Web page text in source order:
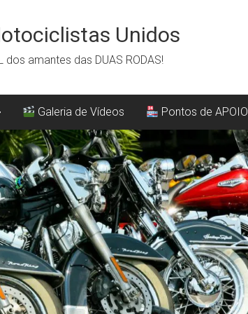
Unidos
dos amantes das DUAS RODAS!
Galeria de Vídeos Pontos de APOIO